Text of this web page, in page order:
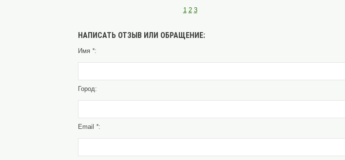
1 2 3
НАПИСАТЬ ОТЗЫВ ИЛИ ОБРАЩЕНИЕ:
Имя *:
Город:
Email *: